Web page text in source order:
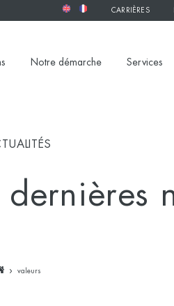
CARRIÈRES
Notre démarche Services
dernières
valeurs